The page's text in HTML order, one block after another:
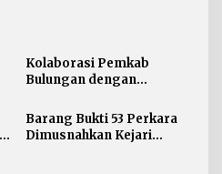
Kolaborasi Pemkab
Bulungan dengan
Desa/Kelurahan Satu
Sarjana
Barang Bukti 53 Perkara
Dimusnahkan Kejari